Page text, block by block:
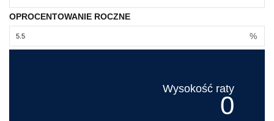
OPROCENTOWANIE ROCZNE
%
Wysokość raty
0